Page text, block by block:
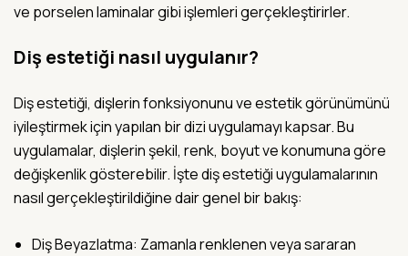
ve porselen laminalar gibi işlemleri gerçekleştirirler.
Diş estetiği nasıl uygulanır?
Diş estetiği, dişlerin fonksiyonunu ve estetik görünümünü
iyileştirmek için yapılan bir dizi uygulamayı kapsar. Bu
uygulamalar, dişlerin şekil, renk, boyut ve konumuna göre
değişkenlik gösterebilir. İşte diş estetiği uygulamalarının
nasıl gerçekleştirildiğine dair genel bir bakış:
Diş Beyazlatma: Zamanla renklenen veya sararan